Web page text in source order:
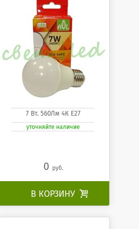
7 Вт. 560Лм 4К Е27
уточняйте наличие
0 руб.
В КОРЗИНУ 